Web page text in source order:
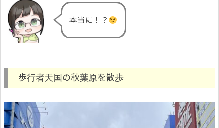
本当に！？
歩行者天国の秋葉原を散歩